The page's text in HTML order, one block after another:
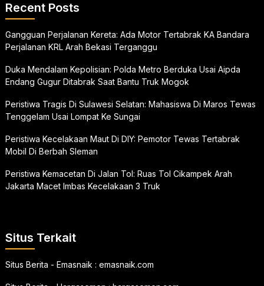
Recent Posts
Gangguan Perjalanan Kereta: Ada Motor Tertabrak KA Bandara
Perjalanan KRL Arah Bekasi Terganggu
Duka Mendalam Kepolisian: Polda Metro Berduka Usai Aipda
Endang Gugur Ditabrak Saat Bantu Truk Mogok
Peristiwa Tragis Di Sulawesi Selatan: Mahasiswa Di Maros Tewas
Tenggelam Usai Lompat Ke Sungai
Peristiwa Kecelakaan Maut Di DIY: Pemotor Tewas Tertabrak
Mobil Di Berbah Sleman
Peristiwa Kemacetan Di Jalan Tol: Ruas Tol Cikampek Arah
Jakarta Macet Imbas Kecelakaan 3 Truk
Situs Terkait
Situs Berita - Emasnaik : emasnaik.com